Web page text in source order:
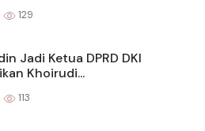
129
Jadi Ketua DPRD DKI
Khoirudi...
113